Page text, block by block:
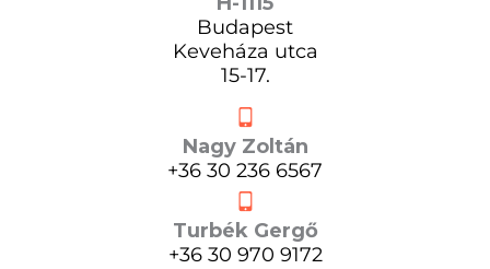
Budapest
Keveháza utca
15-17.
Nagy Zoltán
+36 30 236 6567
Turbék Gergő
+36 30 970 9172